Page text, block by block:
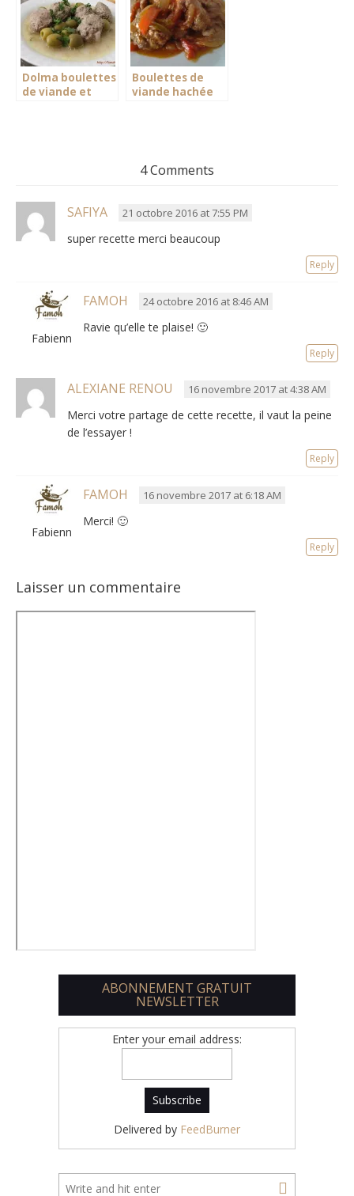
Dolma boulettes
de viande et
Boulettes de
viande hachée
4 Comments
SAFIYA 21 octobre 2016 at 7:55 PM
super recette merci beaucoup
Reply
Fabienne
FAMOH 24 octobre 2016 at 8:46 AM
Ravie qu’elle te plaise! 🙂
Reply
ALEXIANE RENOU 16 novembre 2017 at 4:38 AM
Merci votre partage de cette recette, il vaut la peine
de l’essayer !
Reply
Fabienne
FAMOH 16 novembre 2017 at 6:18 AM
Merci! 🙂
Reply
Laisser un commentaire
ABONNEMENT GRATUIT
NEWSLETTER
Enter your email address:
Delivered by FeedBurner